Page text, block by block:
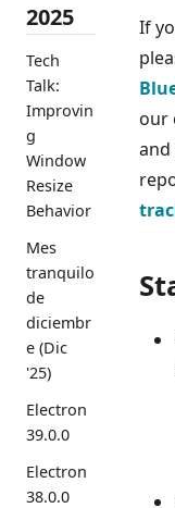
2025
Tech
Talk:
Improvin
g
Window
Resize
Behavior
Mes
tranquilo
de
diciembr
e (Dic
'25)
Electron
39.0.0
Electron
38.0.0
If
our
and